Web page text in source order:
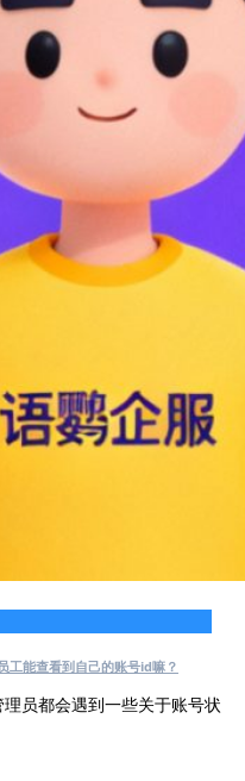
工能查看到自己的账号id嘛？
员都会遇到一些关于账号状